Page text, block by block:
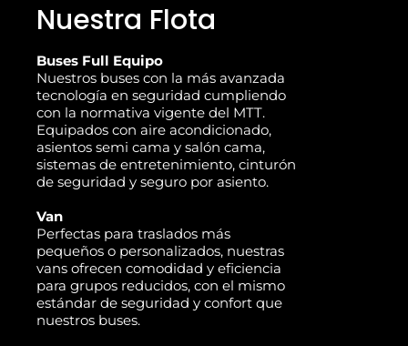
Nuestra Flota
Buses Full Equipo
Nuestros buses con la más avanzada
tecnología en seguridad cumpliendo
con la normativa vigente del MTT.
Equipados con aire acondicionado,
asientos semi cama y salón cama,
sistemas de entretenimiento, cinturón
de seguridad y seguro por asiento.
Van
Perfectas para traslados más
pequeños o personalizados, nuestras
vans ofrecen comodidad y eficiencia
para grupos reducidos, con el mismo
estándar de seguridad y confort que
nuestros buses.